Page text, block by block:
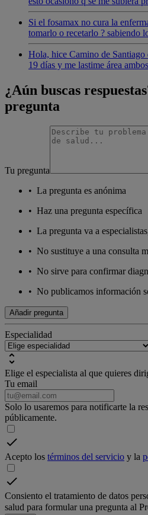
Si el fosamax no cura la
tomarlo o recetarlo ? sabiendo
Hola, hice Camino de
19 días y me lastime área
¿Aún buscas
pregunta
Tu pregunta
• La pregunta es anónima
• Haz una pregunta específica
• La pregunta va a
• No sustituye a una consulta
• No sirve para confirmar
• No publicamos información
Añadir pregunta
Especialidad
Elige el especialista al que quieres
Tu email
Solo lo usaremos para notificarte la
públicamente.
Acepto los términos del servicio y la
Consiento el tratamiento de datos
salud para formular una pregunta al